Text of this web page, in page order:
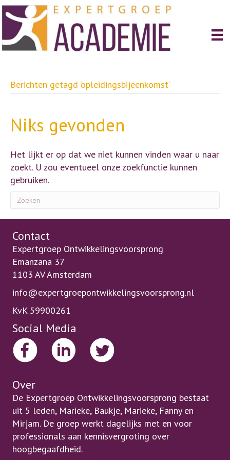
Berichten getagd ‘opleidingsbijeenkomst’
Niks gevonden
Het lijkt er op dat we niet kunnen vinden waar u naar
zoekt. U zou eventueel onze zoekfunctie kunnen
gebruiken.
Contact
Expertgroep Ontwikkelingsvoorsprong
Emanzana 37
1103 AV Amsterdam
info@expertgroepontwikkelingsvoorsprong.nl
KvK 59900261
Social Media
Over
De Expertgroep Ontwikkelingsvoorsprong bestaat
uit 5 leden, Marieke, Baukje, Marieke, Fanny en
Mirjam. De groep werkt dagelijks met en voor
professionals aan kennisvergroting over
hoogbegaafdheid.